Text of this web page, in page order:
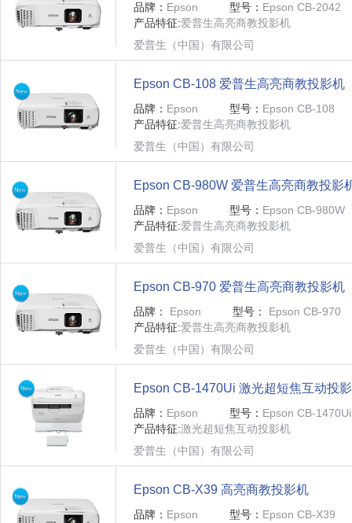
品牌： Epson 型号： Epson CB-2042
产品特征:爱普生高亮商教投影机
爱普生（中国）有限公司
Epson CB-108 爱普生高亮商教投影机
品牌： Epson 型号： Epson CB-108
产品特征:爱普生高亮商教投影机
爱普生（中国）有限公司
Epson CB-980W 爱普生高亮商教投影
品牌： Epson 型号： Epson CB-980W
产品特征:爱普生高亮商教投影机
爱普生（中国）有限公司
Epson CB-970 爱普生高亮商教投影机
品牌： Epson 型号：
Epson CB-970
产品特征:爱普生高亮商教投影机
爱普生（中国）有限公司
Epson CB-1470Ui 激光超短焦互动投
品牌： Epson 型号： Epson CB-1470Ui
产品特征:激光超短焦互动投影机
爱普生（中国）有限公司
Epson CB-X39 高亮商教投影机
品牌： Epson 型号： Epson CB-X39